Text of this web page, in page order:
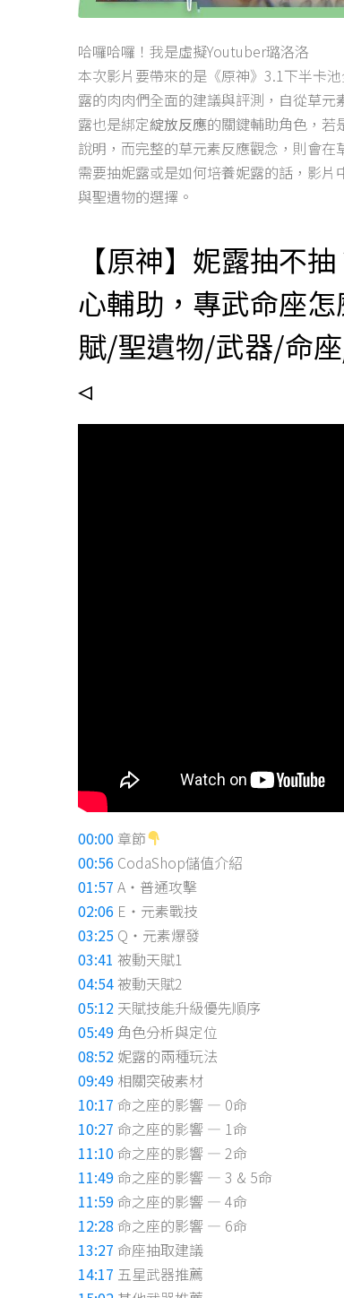
哈囉哈囉！我是虛擬Youtuber璐洛洛
本次影片要帶來的是《原神》3.1下半卡
露的肉肉們全面的建議與評測，自從草元
露也是綁定綻放反應的關鍵輔助角色，若
說明，而完整的草元素反應觀念，則會
需要抽妮露或是如何培養妮露的話，影
與聖遺物的選擇。
【原神】妮露抽不
心輔助，專武命座
賦/聖遺物/武器/命
◃
00:00 章節
00:56 CodaShop儲值介紹
01:57 A・普通攻擊
02:06 E・元素戰技
03:25 Q・元素爆發
03:41 被動天賦1
04:54被動天賦2
05:12 天賦技能升級優先順序
05:49 角色分析與定位
08:52 妮露的兩種玩法
09:49 相關突破素材
10:17 命之座的影響 — 0命
10:27 命之座的影響 — 1命
11:10 命之座的影響 — 2命
11:49 命之座的影響 — 3 & 5命
11:59 命之座的影響 — 4命
12:28 命之座的影響 — 6命
13:27 命座抽取建議
14:17 五星武器推薦